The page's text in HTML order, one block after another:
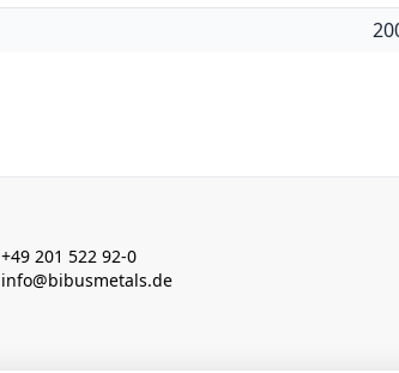
+49 201 522 92-0
info@bibusmetals.de